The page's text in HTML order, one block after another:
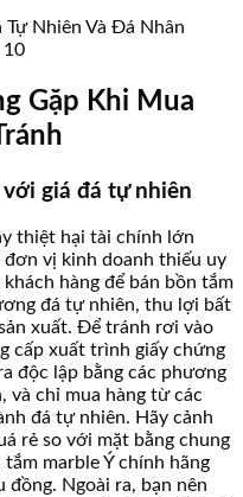
Nhiên Và Đá Nhân
10
Gặp Khi Mua
giá đá tự nhiên
thiệt hại tài chính lớn
vị kinh doanh thiếu uy
hàng để bán bồn tắm
đá tự nhiên, thu lợi bất
xuất. Để tránh rơi vào
cấp xuất trình giấy chứng
độc lập bằng các phương
và chỉ mua hàng từ các
đá tự nhiên. Hãy cảnh
rẻ so với mặt bằng chung
marble Ý chính hãng
Ngoài ra, bạn nên